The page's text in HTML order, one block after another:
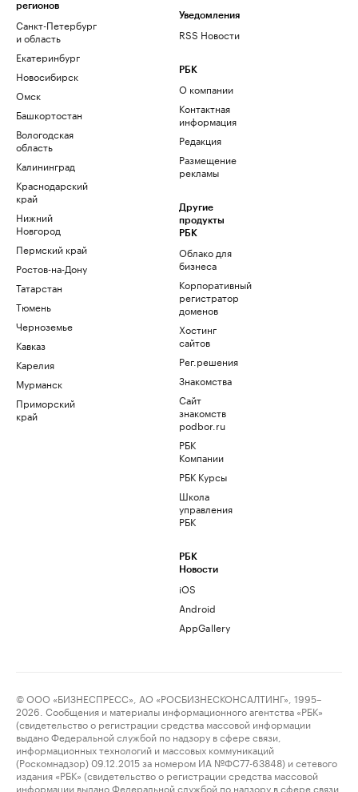
регионов
Санкт-Петербург
и область
Екатеринбург
Новосибирск
Омск
Башкортостан
Вологодская
область
Калининград
Краснодарский
край
Нижний
Новгород
Пермский край
Ростов-на-Дону
Татарстан
Тюмень
Черноземье
Кавказ
Карелия
Мурманск
Приморский
край
Уведомления
RSS Новости
РБК
О компании
Контактная
информация
Редакция
Размещение
рекламы
Другие
продукты
РБК
Облако для
бизнеса
Корпоративный
регистратор
доменов
Хостинг
сайтов
Рег.решения
Знакомства
Сайт
знакомств
podbor.ru
РБК
Компании
РБК Курсы
Школа
управления
РБК
РБК
Новости
iOS
Android
AppGallery
© ООО «БИЗНЕСПРЕСС», АО «РОСБИЗНЕСКОНСАЛТИНГ», 1995–
2026. Сообщения и материалы информационного агентства «РБК»
(свидетельство о регистрации средства массовой информации
выдано Федеральной службой по надзору в сфере связи,
информационных технологий и массовых коммуникаций
(Роскомнадзор) 09.12.2015 за номером ИА №ФС77-63848) и сетевого
издания «РБК» (свидетельство о регистрации средства массовой
информации выдано Федеральной службой по надзору в сфере связи,